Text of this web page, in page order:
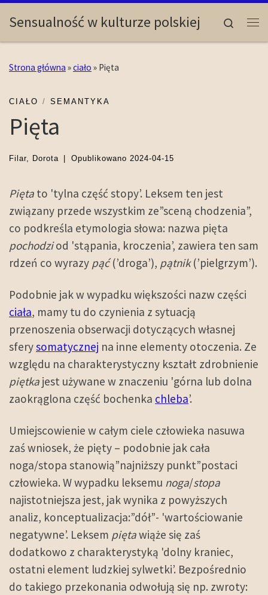
Skip to content
Sensualność w kulturze polskiej
Search
Strona główna »ciało » Pięta
CIAŁO SEMANTYKA
Pięta
Filar, Dorota Opublikowano 2024-04-15
Pięta to 'tylna część stopy’. Leksem ten jest
związany przede wszystkim ze”sceną chodzenia”,
co podkreśla etymologia słowa: nazwa pięta
pochodziod 'stąpania, kroczenia’, zawiera ten sam
rdzeń co wyrazy pąć(’droga’), pątnik(’pielgrzym’).
Podobnie jak w wypadku większości nazw części
ciała, mamy tu do czynienia z sytuacją
przenoszenia obserwacji dotyczących własnej
sferysomatycznej na inne elementy otoczenia. Ze
względu na charakterystyczny kształt zdrobnienie
piętka jest używane w znaczeniu 'górna lub dolna
zaokrąglona część bochenka chleba’.
Umiejscowienie w całym ciele człowieka nasuwa
zaś wniosek, że pięty – podobnie jak cała
noga/stopa stanowią”najniższy punkt”postaci
człowieka. W wypadku leksemu noga/stopa
najistotniejsza jest, jak wynika z powyższych
analiz, konceptualizacja:”dół”- 'wartościowanie
negatywne’. Leksem piętawiąże się zaś
dodatkowo z charakterystyką 'dolny kraniec,
ostatni element ludzkiej sylwetki’. Bezpośrednio
do takiego przekonania odwołują się np. zwroty: